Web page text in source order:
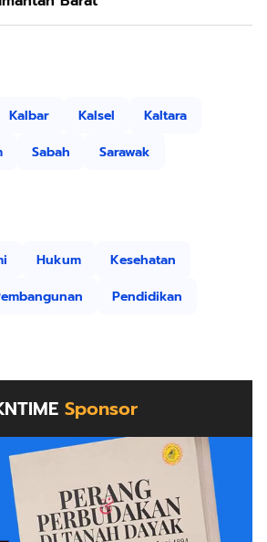
Kalbar Kalsel
Kaltara
Sabah Sarawak
Hukum
Kesehatan
Pendidikan
Sponsor